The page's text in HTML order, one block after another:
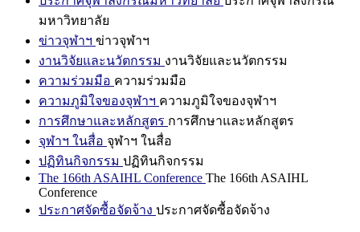
มหาวิทยาลัย
ข่าวจุฬาฯ ข่าวจุฬาฯ
งานวิจัยและนวัตกรรม งานวิจัยและนวัตกรรม
ความร่วมมือ ความร่วมมือ
ความภูมิใจของจุฬาฯ ความภูมิใจของจุฬาฯ
การศึกษาและหลักสูตร การศึกษาและหลักสูตร
จุฬาฯ ในสื่อ จุฬาฯ ในสื่อ
ปฏิทินกิจกรรม ปฏิทินกิจกรรม
The 166th ASAIHL Conference The 166th ASAIHL
Conference
ประกาศจัดซื้อจัดจ้าง ประกาศจัดซื้อจัดจ้าง